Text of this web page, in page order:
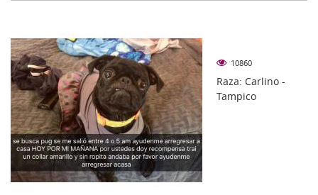
10860
Raza: Carlino -
Tampico